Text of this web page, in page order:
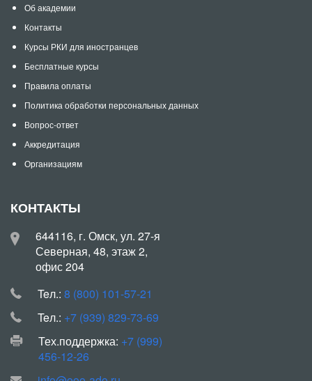
Об академии
Контакты
Курсы РКИ для иностранцев
Бесплатные курсы
Правила оплаты
Политика обработки персональных данных
Вопрос-ответ
Аккредитация
Организациям
КОНТАКТЫ
644116, г. Омск, ул. 27-я
Северная, 48, этаж 2,
офис 204
Teл.: 8 (800) 101-57-21
Teл.: +7 (939) 829-73-69
Тех.поддержка: +7 (999)
456-12-26